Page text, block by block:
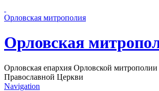
Орловская митрополия
Орловская
Орловская епархия Орловской митрополии
Православной Церкви
Navigation